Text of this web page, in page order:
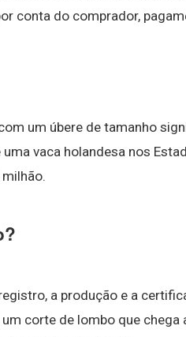
conta do comprador,
um úbere de tamanho
vaca holandesa nos
a produção e a
um corte de lombo que chega